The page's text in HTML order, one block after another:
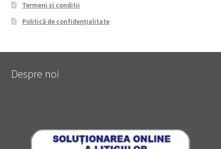
Termeni si conditii
Politică de confidențialitate
Despre noi